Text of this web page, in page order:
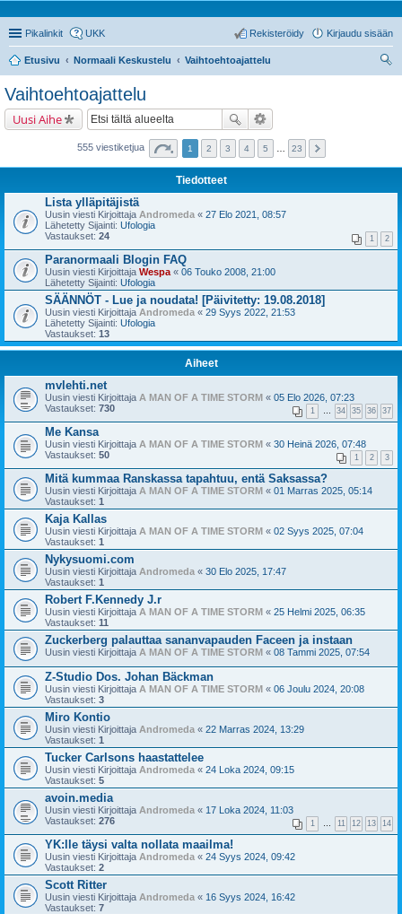
Pikalinkit UKK Kirjaudu sisään
Rekisteröidy
Etusivu Normaali Keskustelu
Vaihtoehtoajattelu
Vaihtoehtoajattelu
Uusi Aihe
555 viestiketjua 1 2 3 4 5 23
Tiedotteet
Lista ylläpitäjistä
Uusin viesti Kirjoittaja Andromeda « 27 Elo 2021, 08:57
Lähetetty Sijainti: Ufologia
Vastaukset: 24 1 2
Paranormaali Blogin FAQ
Uusin viesti Kirjoittaja Wespa « 06 Touko 2008, 21:00
Lähetetty Sijainti: Ufologia
SÄÄNNÖT - Lue ja noudata! [Päivitetty: 19.08.2018]
Uusin viesti Kirjoittaja Andromeda « 29 Syys 2022, 21:53
Lähetetty Sijainti: Ufologia
Vastaukset: 13
Aiheet
mvlehti.net
Uusin viesti Kirjoittaja A MAN OF A TIME STORM « 05 Elo 2026, 07:23
Vastaukset: 730 1 … 34 35 36 37
Me Kansa
Uusin viesti Kirjoittaja A MAN OF A TIME STORM « 30 Heinä 2026, 07:48
Vastaukset: 50 1 2 3
Mitä kummaa Ranskassa tapahtuu, entä Saksassa?
Uusin viesti Kirjoittaja A MAN OF A TIME STORM « 01 Marras 2025, 05:14
Vastaukset: 1
Kaja Kallas
Uusin viesti Kirjoittaja A MAN OF A TIME STORM « 02 Syys 2025, 07:04
Vastaukset: 1
Nykysuomi.com
Uusin viesti Kirjoittaja Andromeda « 30 Elo 2025, 17:47
Vastaukset: 1
Robert F.Kennedy J.r
Uusin viesti Kirjoittaja A MAN OF A TIME STORM « 25 Helmi 2025, 06:35
Vastaukset: 11
Zuckerberg palauttaa sananvapauden Faceen ja instaan
Uusin viesti Kirjoittaja A MAN OF A TIME STORM « 08 Tammi 2025, 07:54
Z-Studio Dos. Johan Bäckman
Uusin viesti Kirjoittaja A MAN OF A TIME STORM « 06 Joulu 2024, 20:08
Vastaukset: 3
Miro Kontio
Uusin viesti Kirjoittaja Andromeda « 22 Marras 2024, 13:29
Vastaukset: 1
Tucker Carlsons haastattelee
Uusin viesti Kirjoittaja Andromeda « 24 Loka 2024, 09:15
Vastaukset: 5
avoin.media
Uusin viesti Kirjoittaja Andromeda « 17 Loka 2024, 11:03
Vastaukset: 276 1 … 11 12 13 14
YK:lle täysi valta nollata maailma!
Uusin viesti Kirjoittaja Andromeda « 24 Syys 2024, 09:42
Vastaukset: 2
Scott Ritter
Uusin viesti Kirjoittaja Andromeda « 16 Syys 2024, 16:42
Vastaukset: 7